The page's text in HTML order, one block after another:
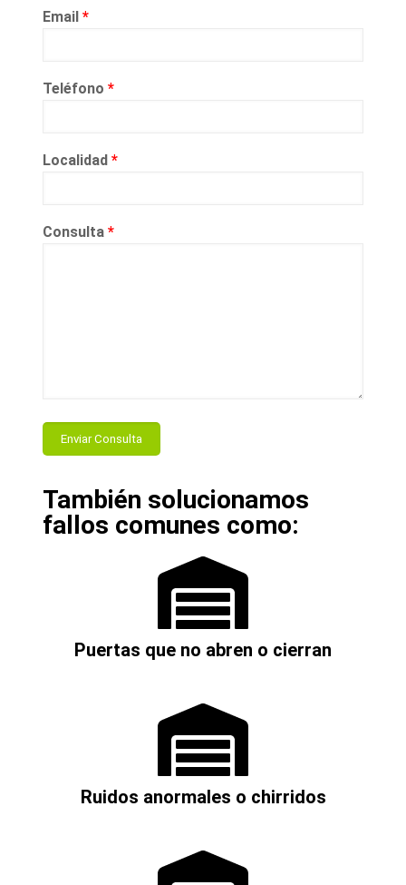
Email*
Teléfono*
Localidad*
Consulta*
También solucionamos
fallos comunes como:
Puertas que no abren o cierran
Ruidos anormales o chirridos